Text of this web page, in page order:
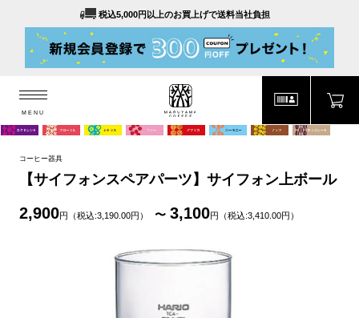
税込5,000円以上のお買上げで送料当社負担
MENU
MENU
コーヒー器具
【サイフォンスペアパーツ】サイフォン上ボール
2,900円（税込:3,190.00円） 3,100円（税込:3,410.00円）